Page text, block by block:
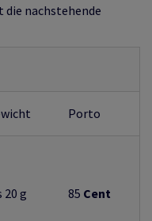
nachstehende
Porto
20 g 85 Cent